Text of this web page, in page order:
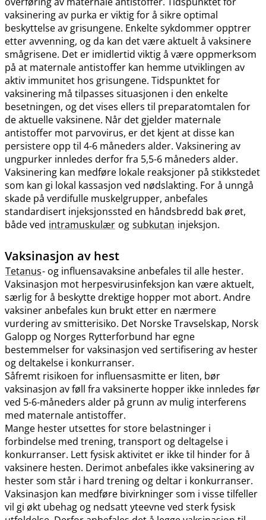
vaksinering av purka er viktig for å sikre optimal
beskyttelse av grisungene. Enkelte sykdommer opptrer
etter avvenning, og da kan det være aktuelt å vaksinere
smågrisene. Det er imidlertid viktig å være oppmerksom
på at maternale antistoffer kan hemme utviklingen av
aktiv immunitet hos grisungene. Tidspunktet for
vaksinering må tilpasses situasjonen i den enkelte
besetningen, og det vises ellers til preparatomtalen for
de aktuelle vaksinene. Når det gjelder maternale
antistoffer mot parvovirus, er det kjent at disse kan
persistere opp til 4-6 måneders alder. Vaksinering av
ungpurker innledes derfor fra 5,5-6 måneders alder.
Vaksinering kan medføre lokale reaksjoner på stikkstedet
som kan gi lokal kassasjon ved nødslakting. For å unngå
skade på verdifulle muskelgrupper, anbefales
standardisert injeksjonssted en håndsbredd bak øret,
både ved intramuskulær og subkutan injeksjon.
Vaksinasjon av hest
Tetanus- og influensavaksine anbefales til alle hester.
Vaksinasjon mot herpesvirusinfeksjon kan være aktuelt,
særlig for å beskytte drektige hopper mot abort. Andre
vaksiner anbefales kun brukt etter en nærmere
vurdering av smitterisiko. Det Norske Travselskap, Norsk
Galopp og Norges Rytterforbund har egne
bestemmelser for vaksinasjon ved sertifisering av hester
og deltakelse i konkurranser.
Såfremt risikoen for influensasmitte er liten, bør
vaksinasjon av føll fra vaksinerte hopper ikke innledes før
ved 5-6-måneders alder på grunn av mulig interferens
med maternale antistoffer.
Mange hester utsettes for store belastninger i
forbindelse med trening, transport og deltagelse i
konkurranser. Lett fysisk aktivitet er ikke til hinder for å
vaksinere hesten. Derimot anbefales ikke vaksinering av
hester som står i hard trening og deltar i konkurranser.
Vaksinasjon kan medføre bivirkninger som i visse tilfeller
vil gi økt ubehag og nedsatt yteevne ved sterk fysisk